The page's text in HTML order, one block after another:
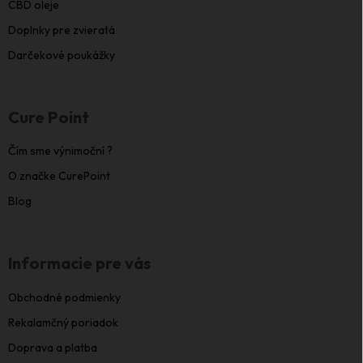
CBD oleje
Doplnky pre zvieratá
Darčekové poukážky
Cure Point
Čím sme výnimoční ?
O značke CurePoint
Blog
Informacie pre vás
Obchodné podmienky
Rekalamčný poriadok
Doprava a platba